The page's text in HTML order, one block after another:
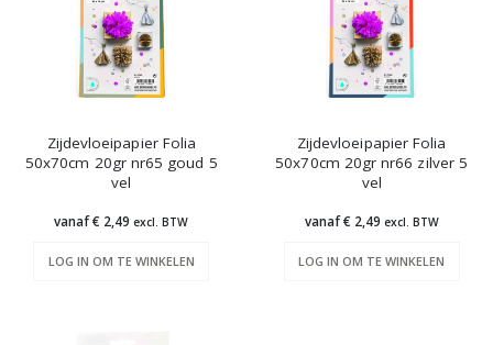
Zijdevloeipapier Folia
50x70cm 20gr nr65 goud 5
vel
vanaf € 2,49excl. BTW
LOG IN OM TE WINKELEN
Zijdevloeipapier Folia
50x70cm 20gr nr66 zilver 5
vel
vanaf € 2,49 excl. BTW
LOG IN OM TE WINKELEN